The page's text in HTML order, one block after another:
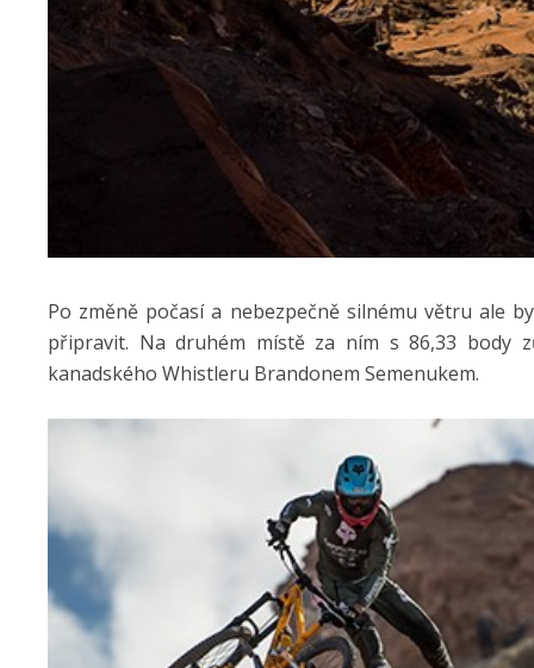
Po změně počasí a nebezpečně silnému větru ale
připravit. Na druhém místě za ním s 86,33 body
kanadského Whistleru Brandonem Semenukem.